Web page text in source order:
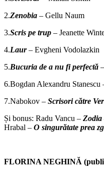
2.Zenobia – Gellu Naum
3.Scris pe trup – Jeanette
4.Laur– Evgheni Vodolazkin
5.Bucuria de a nu fi perfectă
6.Bogdan Alexandru Stanescu
7.Nabokov – Scrisori către
Și bonus: Radu Vancu – Zodia
Hrabal – O singurătate prea
FLORINA NEGHINĂ